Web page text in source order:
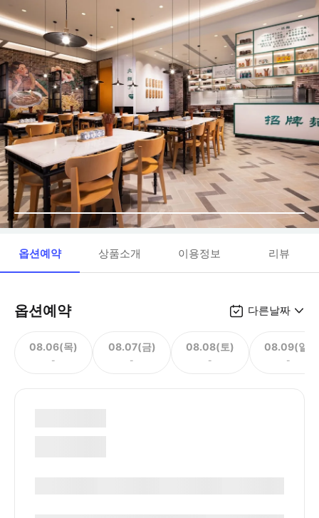
옵션예약 상품소개 이용정보 리뷰
옵션예약 다른날짜
08.06(목)
-
08.07(금)
-
08.08(토)
-
08.09(일)
-